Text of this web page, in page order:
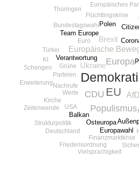
EU
Europa
CDU
Populismus
AfD
Europäische
Ukraine
Brexit
Osteuropa
Europawahl
Team Europe
Balkan
Polen
Verantwortung
Finanzmarktkrise
Flüchtlingskrise
Bundestagswahl
Werte
Euro
Parteien
USA
Nachrufe
Deutschland
Europäisches
Grüne
Kirche
Strukturpolitik
Türkei
Vielsprachigkeit
Erweiterung
Friedensordnung
KI
Schengen
Thüringen
Zeitenwende